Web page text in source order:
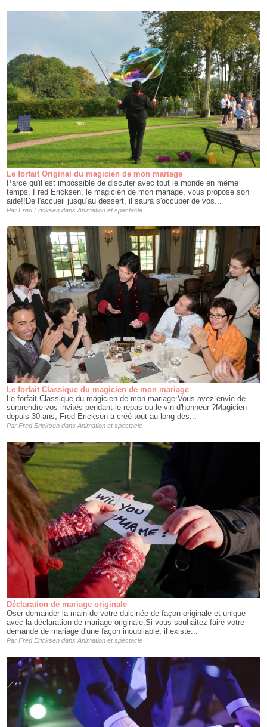
Le forfait Original du magicien de mon mariage
Parce qu'il est impossible de discuter avec tout le monde en même
temps, Fred Ericksen, le magicien de mon mariage, vous propose son
aide!!De l'accueil jusqu’au dessert, il saura s'occuper de vos...
Par Fred Ericksendans Animation et spectacle
Le forfait Classique du magicien de mon mariage
Le forfait Classique du magicien de mon mariage:Vous avez envie de
surprendre vos invités pendant le repas ou le vin d'honneur ?Magicien
depuis 30 ans, Fred Ericksen a créé tout au long des...
Par Fred Ericksendans Animation et spectacle
Déclaration de mariage originale
Oser demander la main de votre dulcinée de façon originale et unique
avec la déclaration de mariage originale.Si vous souhaitez faire votre
demande de mariage d'une façon inoubliable, il existe...
Par Fred Ericksendans Animation et spectacle